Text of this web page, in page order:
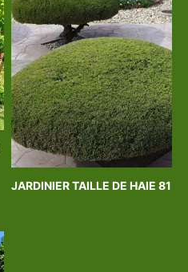
JARDINIER TAILLE DE HAIE 81